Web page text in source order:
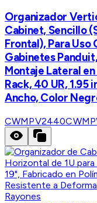
Organizador
Cabinet, Sencillo
Frontal), Para Uso
Gabinetes Panduit,
Montaje Lateral en
Rack, 40 UR, 1.95
Ancho, Color
CWMPV2440